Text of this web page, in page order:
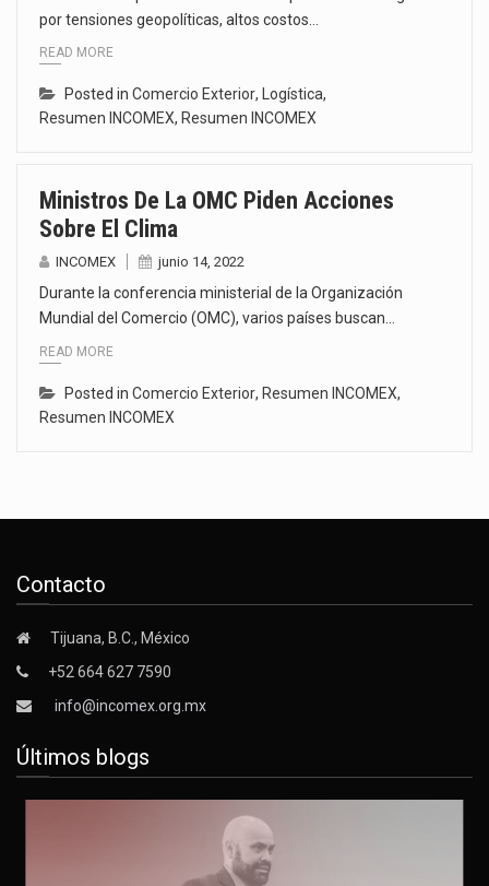
por tensiones geopolíticas, altos costos…
READ MORE
Posted in Comercio Exterior, Logística,
Resumen INCOMEX, Resumen INCOMEX
Ministros De La OMC Piden Acciones
Sobre El Clima
INCOMEX junio 14, 2022
Durante la conferencia ministerial de la Organización
Mundial del Comercio (OMC), varios países buscan…
READ MORE
Posted in Comercio Exterior, Resumen INCOMEX,
Resumen INCOMEX
Contacto
Tijuana, B.C., México
+52 664 627 7590
info@incomex.org.mx
Últimos blogs